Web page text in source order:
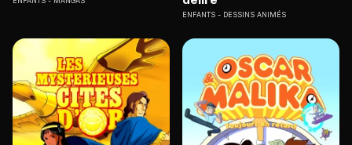
ENFANTS DESSINS ANIMÉS